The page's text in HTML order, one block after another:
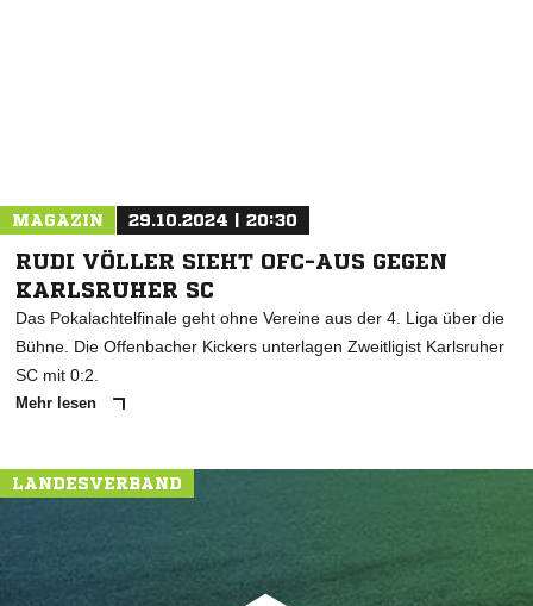
MAGAZIN 29.10.2024 | 20:30
RUDI VÖLLER SIEHT OFC-AUS GEGEN
KARLSRUHER SC
Das Pokalachtelfinale geht ohne Vereine aus der 4. Liga über die
Bühne. Die Offenbacher Kickers unterlagen Zweitligist Karlsruher
SC mit 0:2.
Mehr lesen
LANDESVERBAND